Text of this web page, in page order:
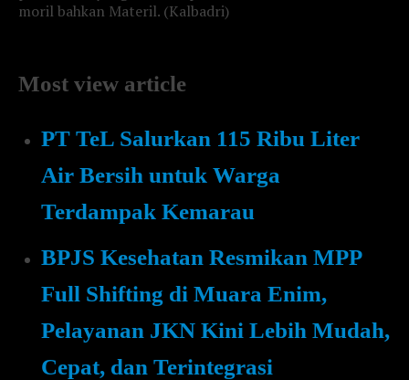
moril bahkan Materil. (Kalbadri)
Most view article
PT TeL Salurkan 115 Ribu Liter
Air Bersih untuk Warga
Terdampak Kemarau
BPJS Kesehatan Resmikan MPP
Full Shifting di Muara Enim,
Pelayanan JKN Kini Lebih Mudah,
Cepat, dan Terintegrasi